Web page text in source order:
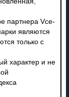
партнера Vce-
являются
только с
характер и не